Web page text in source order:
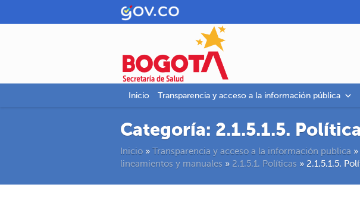
Inicio Transparencia y acceso a la información pública
Categoría: 2.1.5.1.5.
Inicio » Transparencia y acceso a la información publica »
lineamientos y manuales » 2.1.5.1. Políticas » 2.1.5.1.5.